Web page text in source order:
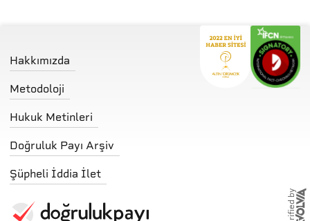
Hakkımızda
Metodoloji
Hukuk Metinleri
Doğruluk Payı Arşiv
Şüpheli İddia İlet
storified by